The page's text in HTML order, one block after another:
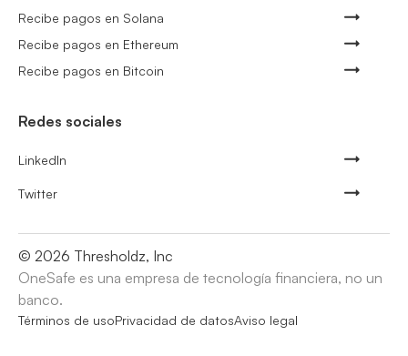
Recibe pagos en Solana
Recibe pagos en Ethereum
Recibe pagos en Bitcoin
Redes sociales
LinkedIn
Twitter
© 2026 Thresholdz, Inc
OneSafe es una empresa de tecnología financiera, no un
banco.
Términos de usoPrivacidad de datosAviso legal